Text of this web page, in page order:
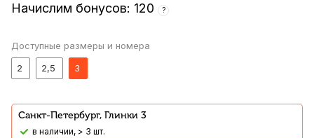
Начислим бонусов: 120 ?
Доступные размеры и номера
2
2,5 3
Санкт-Петербург, Глинки 3
В наличии, > 3 шт.